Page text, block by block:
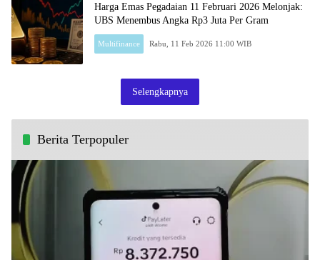
Harga Emas Pegadaian 11 Februari 2026 Melonjak:
UBS Menembus Angka Rp3 Juta Per Gram
Multifinance Rabu, 11 Feb 2026 11:00 WIB
Selengkapnya
Berita Terpopuler